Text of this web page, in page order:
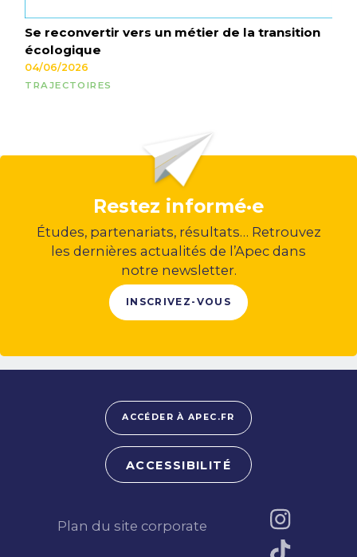
Se reconvertir vers un métier de la transition
écologique
04/06/2026
TRAJECTOIRES
Restez informé·e
Études, partenariats, résultats… Retrouvez
les dernières actualités de l’Apec dans
notre newsletter.
INSCRIVEZ-VOUS
Plan du site corporate
ACCÉDER À APEC.FR
ACCESSIBILITÉ